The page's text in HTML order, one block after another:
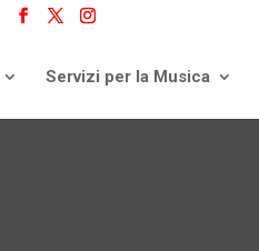
Servizi per la Musica